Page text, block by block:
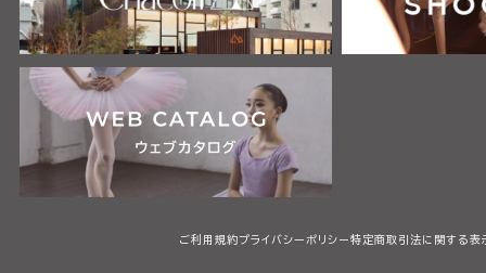
ご利用規約プライバシーポリシー特定商取引法に関する表